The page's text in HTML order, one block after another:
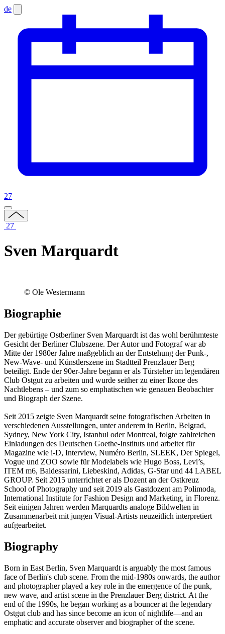
de
27
27
Sven Marquardt
© Ole Westermann
Biographie
Der gebürtige Ostberliner Sven Marquardt ist das wohl berühmteste
Gesicht der Berliner Clubszene. Der Autor und Fotograf war ab
Mitte der 1980er Jahre maßgeblich an der Entstehung der Punk-,
New-Wave- und Künstlerszene im Stadtteil Prenzlauer Berg
beteiligt. Ende der 90er-Jahre begann er als Türsteher im legendären
Club Ostgut zu arbeiten und wurde seither zu einer Ikone des
Nachtlebens – und zum so emphatischen wie genauen Beobachter
und Biograph der Szene.
Seit 2015 zeigte Sven Marquardt seine fotografischen Arbeiten in
verschiedenen Ausstellungen, unter anderem in Berlin, Belgrad,
Sydney, New York City, Istanbul oder Montreal, folgte zahlreichen
Einladungen des Deutschen Goethe-Instituts und arbeitet für
Magazine wie i-D, Interview, Numéro Berlin, SLEEK, Der Spiegel,
Vogue und ZOO sowie für Modelabels wie Hugo Boss, Levi’s,
ITEM m6, Baldessarini, Liebeskind, Adidas, G-Star und 44 LABEL
GROUP. Seit 2015 unterrichtet er als Dozent an der Ostkreuz
School of Photography und seit 2019 als Gastdozent am Polimoda,
International Institute for Fashion Design and Marketing, in Florenz.
Seit einigen Jahren werden Marquardts analoge Bildwelten in
Zusammenarbeit mit jungen Visual-Artists neuzeitlich interpretiert
aufgearbeitet.
Biography
Born in East Berlin, Sven Marquardt is arguably the most famous
face of Berlin's club scene. From the mid-1980s onwards, the author
and photographer played a key role in the emergence of the punk,
new wave, and artist scene in the Prenzlauer Berg district. At the
end of the 1990s, he began working as a bouncer at the legendary
Ostgut club and has since become an icon of nightlife—and an
emphatic and accurate observer and biographer of the scene.